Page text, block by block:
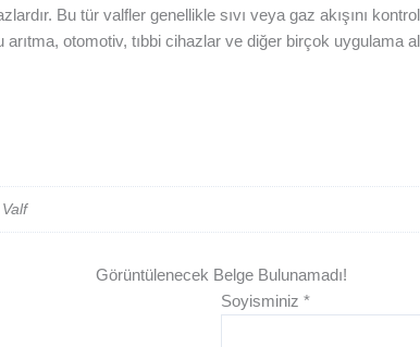
Bu tür valfler genellikle sıvı veya gaz akışını
otomotiv, tıbbi cihazlar ve diğer birçok uygulama
Görüntülenecek Belge Bulunamadı!
Soyisminiz *